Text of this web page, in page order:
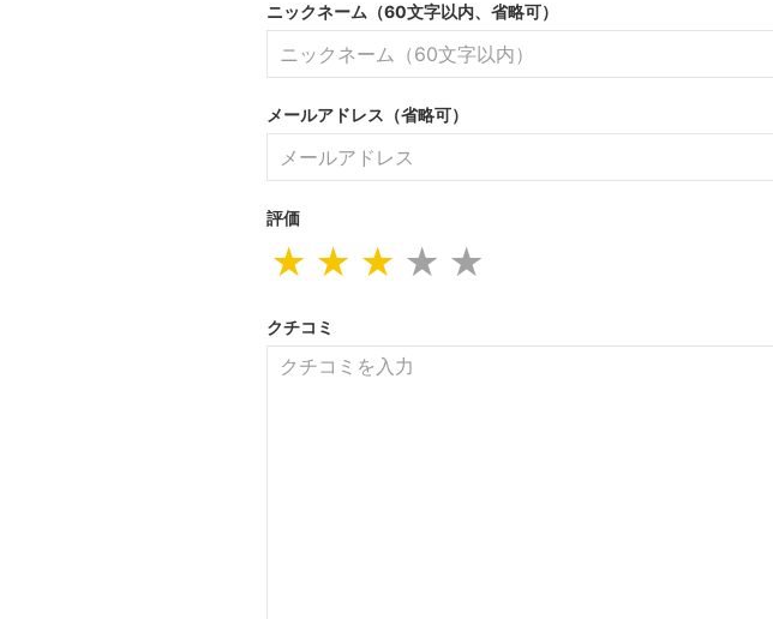
ニックネーム（60文字以内、省略可）
メールアドレス（省略可）
評価
★
★
★
★
★
クチコミ